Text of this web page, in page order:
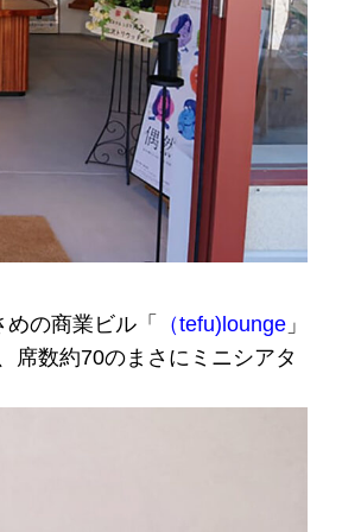
の商業ビル「 （tefu)lounge 」
席数約70のまさにミニシアタ